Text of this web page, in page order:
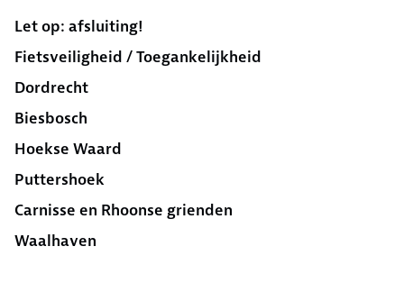
Let op: afsluiting!
Fietsveiligheid / Toegankelijkheid
Dordrecht
Biesbosch
Hoekse Waard
Puttershoek
Carnisse en Rhoonse grienden
Waalhaven